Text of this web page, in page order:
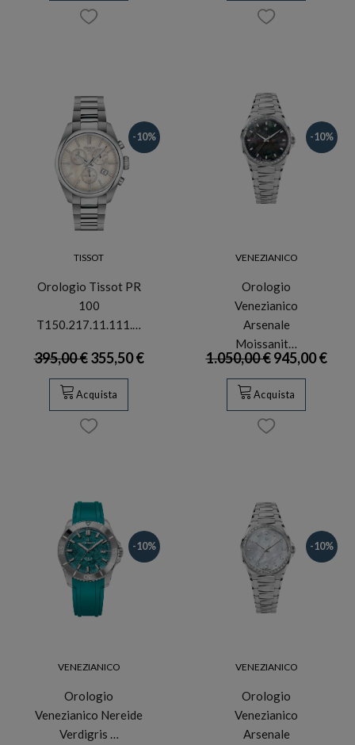
-10%
TISSOT
Orologio Tissot PR
100
T150.217.11.111.…
395,00 €355,50 €
Acquista
-10%
VENEZIANICO
Orologio
Venezianico
Arsenale
Moissanit…
1.050,00 €945,00 €
Acquista
-10%
VENEZIANICO
Orologio
Venezianico Nereide
Verdigris …
-10%
VENEZIANICO
Orologio
Venezianico
Arsenale